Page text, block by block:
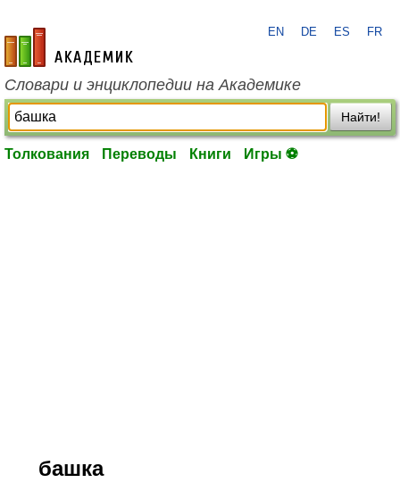
academic.ru
EN DE ES FR
Словари и энциклопедии на Академике
Найти!
Толкования Переводы Книги Игры ⚽
башка